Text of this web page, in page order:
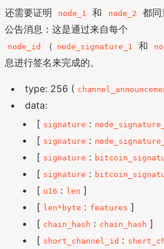
还需要证明 node_1 和 node_2
都同
公告消息：这是通过来自每个
node_id （ node_signature_1 和
息进行签名来完成的。
type: 256 (
data:
[ signature :
[ signature :
[ signature :
[ signature :
[ u16 : len ]
[ len*byte : features ]
[ chain_hash : chain_hash ]
[ short_channel_id :